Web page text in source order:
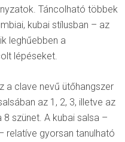
Táncolható többek
kubai stílusban – az
leghűebben a
lépéseket.
a clave nevű ütőhangszer
az 1, 2, 3, illetve az
8 szünet. A kubai salsa –
relatíve gyorsan tanulható